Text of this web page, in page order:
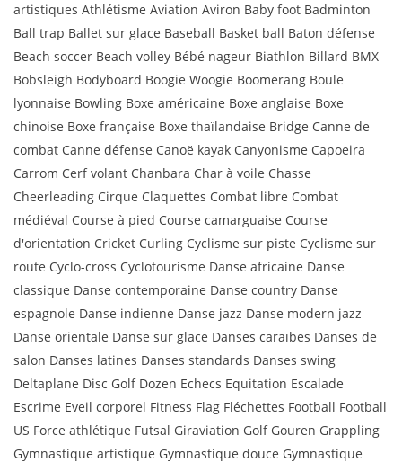
artistiques Athlétisme Aviation Aviron Baby foot Badminton
Ball trap Ballet sur glace Baseball Basket ball Baton défense
Beach soccer Beach volley Bébé nageur Biathlon Billard BMX
Bobsleigh Bodyboard Boogie Woogie Boomerang Boule
lyonnaise Bowling Boxe américaine Boxe anglaise Boxe
chinoise Boxe française Boxe thaïlandaise Bridge Canne de
combat Canne défense Canoë kayak Canyonisme Capoeira
Carrom Cerf volant Chanbara Char à voile Chasse
Cheerleading Cirque Claquettes Combat libre Combat
médiéval Course à pied Course camarguaise Course
d'orientation Cricket Curling Cyclisme sur piste Cyclisme sur
route Cyclo-cross Cyclotourisme Danse africaine Danse
classique Danse contemporaine Danse country Danse
espagnole Danse indienne Danse jazz Danse modern jazz
Danse orientale Danse sur glace Danses caraïbes Danses de
salon Danses latines Danses standards Danses swing
Deltaplane Disc Golf Dozen Echecs Equitation Escalade
Escrime Eveil corporel Fitness Flag Fléchettes Football Football
US Force athlétique Futsal Giraviation Golf Gouren Grappling
Gymnastique artistique Gymnastique douce Gymnastique